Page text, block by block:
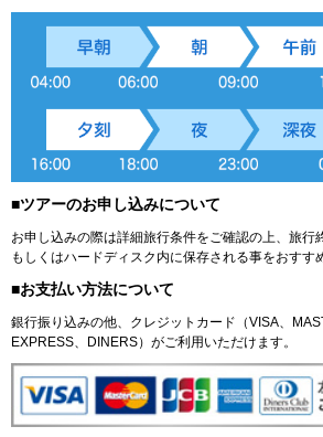
■ツアーのお申し込みについて
お申し込みの際は詳細旅行条件をご確認の上、旅行
もしくはハードディスク内に保存される事をおすす
■お支払い方法について
銀行振り込みの他、クレジットカード（VISA、
EXPRESS、DINERS）がご利用いただけます。